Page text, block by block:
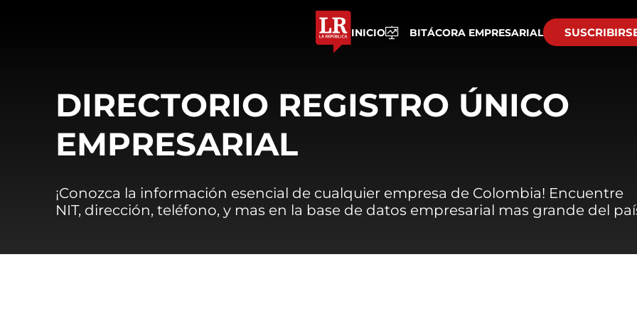
INICIO BITÁCORA EMPRESARIAL
DIRECTORIO REGISTRO ÚNICO
EMPRESARIAL
¡Conozca la información esencial de cualquier empresa de Colombia! Encuentre
NIT, dirección, teléfono, y mas en la base de datos empresarial mas grande del